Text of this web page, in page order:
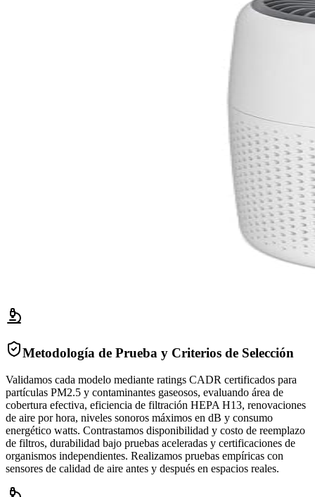
Metodología de Prueba y Criterios de Selección
Validamos cada modelo mediante ratings CADR certificados para
partículas PM2.5 y contaminantes gaseosos, evaluando área de
cobertura efectiva, eficiencia de filtración HEPA H13, renovaciones
de aire por hora, niveles sonoros máximos en dB y consumo
energético watts. Contrastamos disponibilidad y costo de reemplazo
de filtros, durabilidad bajo pruebas aceleradas y certificaciones de
organismos independientes. Realizamos pruebas empíricas con
sensores de calidad de aire antes y después en espacios reales.